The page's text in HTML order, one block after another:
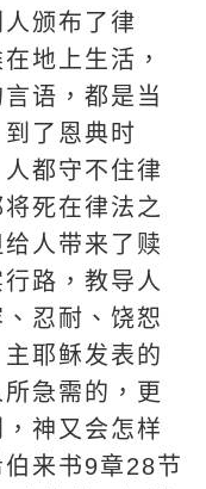
颁布了律
地上生活，
语，都是当
了恩典时
都守不住律
死在律法之
人带来了赎
路，教导人
忍耐、饶恕
耶稣发表的
急需的，更
神又会怎样
来书9章28节